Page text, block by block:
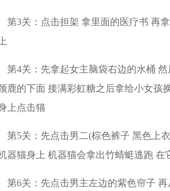
第3关：点击担架 拿里面的医疗书 再
第4关：先拿起女主脑袋右边的水桶
鹿的下面 接满彩虹糖之后拿给小女孩
上点击猫
第5关：先点击男二(棕色裤子 黑色上
器猫身上 机器猫会拿出竹蜻蜓逃跑
第6关：先点击男主左边的紫色帘子